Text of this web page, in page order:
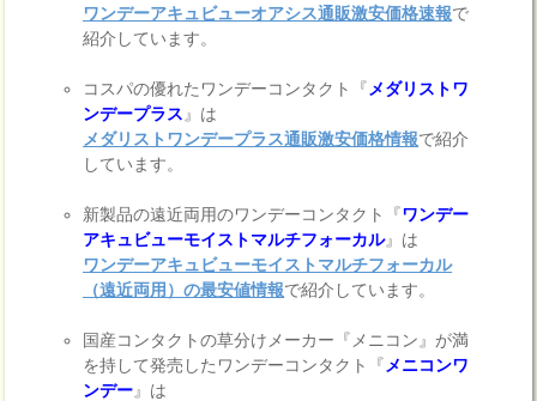
ワンデーアキュビューオアシス通販激安価格速報で
紹介しています。
コスパの優れたワンデーコンタクト『 メダリストワ
ンデープラス 』は
メダリストワンデープラス通販激安価格情報で紹介
しています。
新製品の遠近両用のワンデーコンタクト『ワンデー
アキュビューモイストマルチフォーカル』は
ワンデーアキュビューモイストマルチフォーカル
（遠近両用）の最安値情報で紹介しています。
国産コンタクトの草分けメーカー『メニコン』が満
を持して発売したワンデーコンタクト『 メニコンワ
ンデー』は